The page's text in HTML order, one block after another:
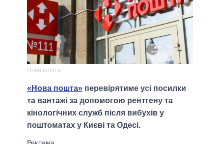
Нова пошта
«Нова пошта» перевірятиме усі посилки
та вантажі за допомогою рентгену та
кінологічних служб після вибухів у
поштоматах у Києві та Одесі.